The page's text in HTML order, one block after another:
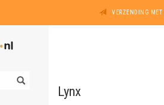
VERZENDING MET
Lynx